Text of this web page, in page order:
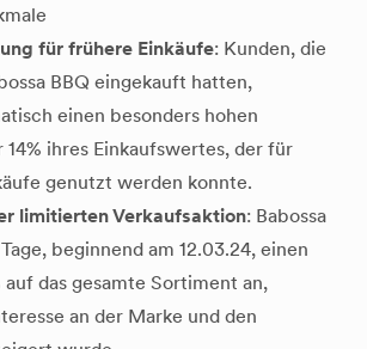
für frühere Einkäufe: Kunden, die
BBQ eingekauft hatten,
einen besonders hohen
ihres Einkaufswertes, der für
genutzt werden konnte.
limitierten Verkaufsaktion: Babossa
beginnend am 12.03.24, einen
auf das gesamte Sortiment an,
an der Marke und den